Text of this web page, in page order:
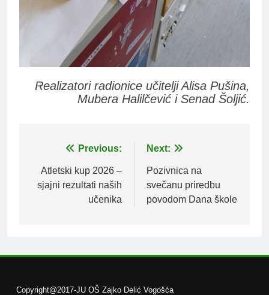
Realizatori radionice učitelji Alisa Pušina,
Mubera Halilčević i Senad Šoljić.
navigation
Previous:
Atletski kup 2026 –
sjajni rezultati naših
učenika
Next:
Pozivnica na
svečanu priredbu
povodom Dana škole
Copyright@2017-JU OŠ Zajko Delić Vogošća